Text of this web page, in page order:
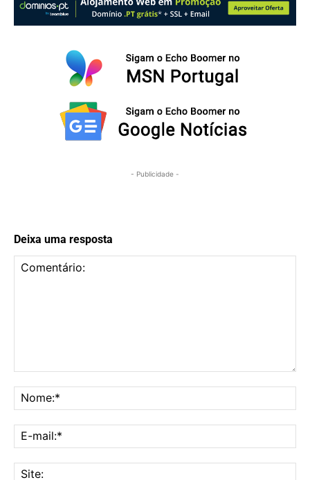
- Publicidade -
Deixa uma resposta